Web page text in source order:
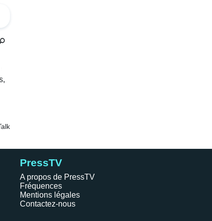
PressTV
A propos de PressTV
Fréquences
Mentions légales
Contactez-nous